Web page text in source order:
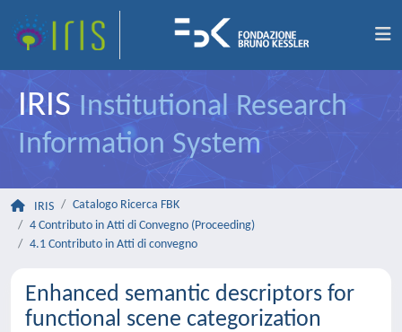
IRIS Institutional Research
Information System
IRIS
Catalogo Ricerca FBK
4 Contributo in Atti di Convegno (Proceeding)
4.1 Contributo in Atti di convegno
Enhanced semantic descriptors for
functional scene categorization